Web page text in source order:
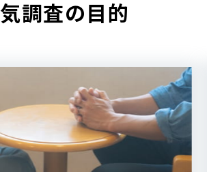
気調査の目的